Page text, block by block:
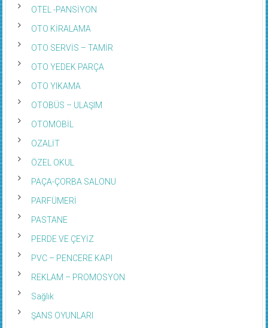
OTEL -PANSİYON
OTO KİRALAMA
OTO SERVİS – TAMİR
OTO YEDEK PARÇA
OTO YIKAMA
OTOBÜS – ULAŞIM
OTOMOBİL
OZALİT
ÖZEL OKUL
PAÇA-ÇORBA SALONU
PARFÜMERİ
PASTANE
PERDE VE ÇEYİZ
PVC – PENCERE KAPI
REKLAM – PROMOSYON
Sağlık
ŞANS OYUNLARI